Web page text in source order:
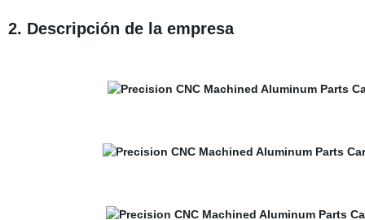
2. Descripción de la empresa